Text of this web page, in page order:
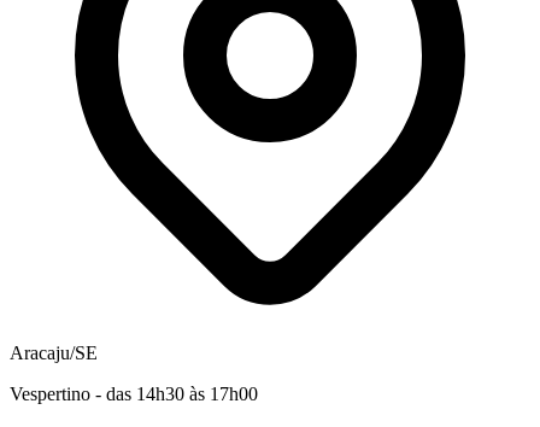
Aracaju/SE
Vespertino - das 14h30 às 17h00